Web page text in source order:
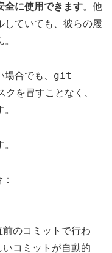
全に使用できます。他
していても、彼らの履
合でも、 git
を冒すことなく、
のコミットで行わ
コミットが自動的